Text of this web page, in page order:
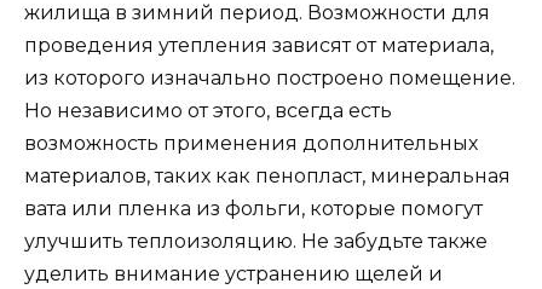
жилища в зимний период. Возможности для
проведения утепления зависят от материала,
из которого изначально построено помещение.
Но независимо от этого, всегда есть
возможность применения дополнительных
материалов, таких как пенопласт, минеральная
вата или пленка из фольги, которые помогут
улучшить теплоизоляцию. Не забудьте также
уделить внимание устранению щелей и